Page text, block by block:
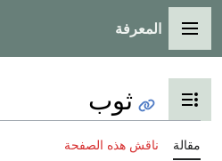
القائمة الرئيسية
المعرفة
تبديل عرض جدول المحتويات
ثوب
مقالة ناقش هذه الصفحة